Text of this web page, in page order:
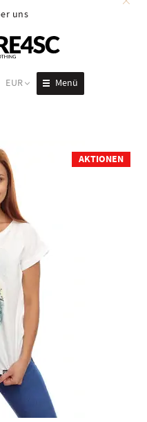
uns
Wagens
EUR Menü
AKTIONEN